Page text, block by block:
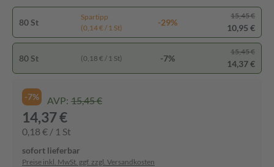
80 St
Spartipp
(0,14 € / 1 St)
-29%
15,45 €
10,95 €
80 St (0,18 € / 1 St) -7%
15,45 €
14,37 €
-7% AVP: 15,45 €
14,37 €
0,18 € / 1 St
sofort lieferbar
Preise inkl. MwSt. ggf. zzgl. Versandkosten